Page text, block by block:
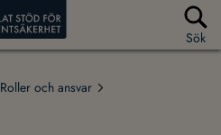
Sök
Roller och ansvar